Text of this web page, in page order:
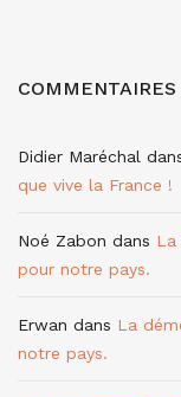
Didier Maréchal
que vive la France !
Noé Zabon dans La
pour notre pays.
Erwan dans La
notre pays.